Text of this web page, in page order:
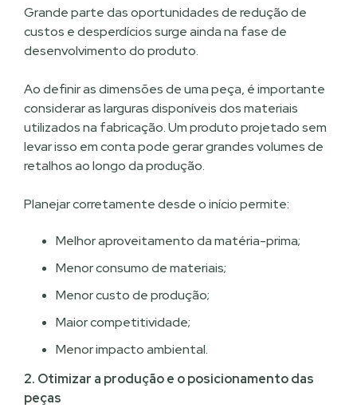
Grande parte das oportunidades de redução de
custos e desperdícios surge ainda na fase de
desenvolvimento do produto.
Ao definir as dimensões de uma peça, é importante
considerar as larguras disponíveis dos materiais
utilizados na fabricação. Um produto projetado sem
levar isso em conta pode gerar grandes volumes de
retalhos ao longo da produção.
Planejar corretamente desde o início permite:
Melhor aproveitamento da matéria-prima;
Menor consumo de materiais;
Menor custo de produção;
Maior competitividade;
Menor impacto ambiental.
2. Otimizar a produção e o posicionamento das
peças